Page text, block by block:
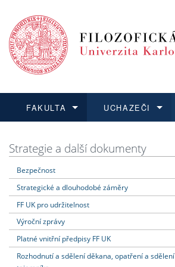
FAKULTA
Dozvědět se více
UCHAZEČI
Podat přihlášku
Dozvědět se více
Dozvědět se více
Dozvědět se více
Strategie a další dokumenty
Bezpečnost
Strategické a dlouhodobé záměry
FF UK pro udržitelnost
Výroční zprávy
Platné vnitřní předpisy FF UK
Rozhodnutí a sdělení děkana, opatření a sdělení